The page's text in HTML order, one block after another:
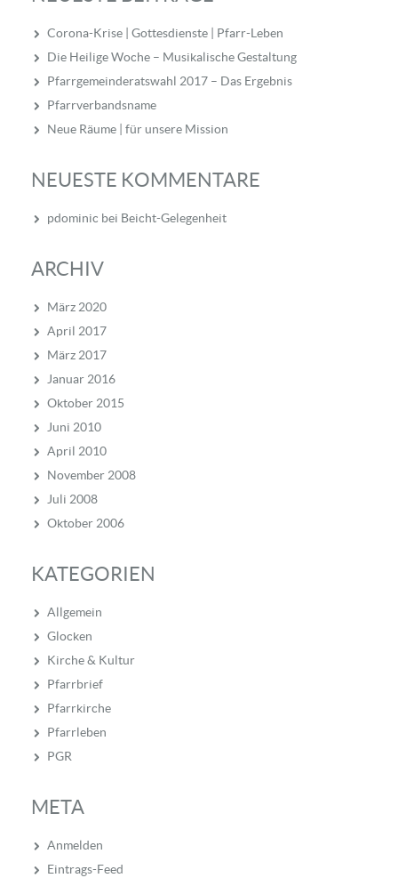
Corona-Krise | Gottesdienste | Pfarr-Leben
Die Heilige Woche – Musikalische Gestaltung
Pfarrgemeinderatswahl 2017 – Das Ergebnis
Pfarrverbandsname
Neue Räume | für unsere Mission
NEUESTE KOMMENTARE
pdominic bei Beicht-Gelegenheit
ARCHIV
März 2020
April 2017
März 2017
Januar 2016
Oktober 2015
Juni 2010
April 2010
November 2008
Juli 2008
Oktober 2006
KATEGORIEN
Allgemein
Glocken
Kirche & Kultur
Pfarrbrief
Pfarrkirche
Pfarrleben
PGR
META
Anmelden
Eintrags-Feed